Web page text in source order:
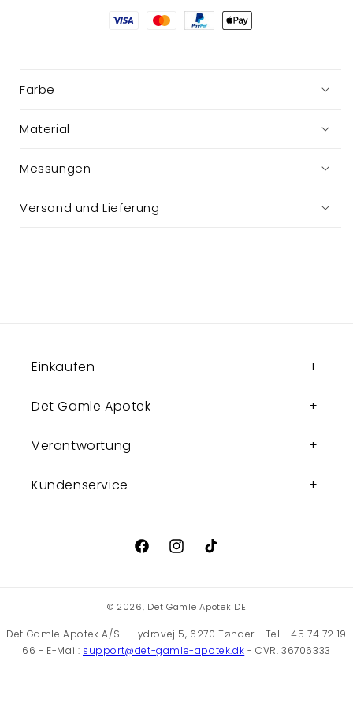
recyceltem
Farbe
Material
Messungen
Versand und Lieferung
Einkaufen
Det Gamle Apotek
Verantwortung
Kundenservice
FacebookInstagram
TikTok
© 2026, Det Gamle Apotek DE
Det Gamle Apotek A/S - Hydrovej 5, 6270 Tønder - Tel. +45 74 72 19
66 - E-Mail: support@det-gamle-apotek.dk - CVR. 36706333